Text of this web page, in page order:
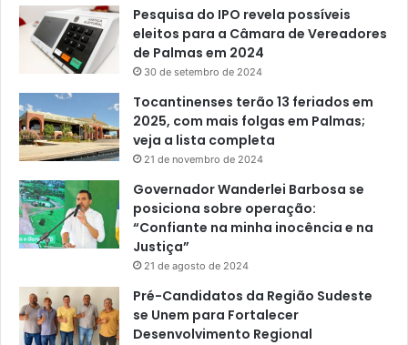
Pesquisa do IPO revela possíveis
eleitos para a Câmara de Vereadores
de Palmas em 2024
30 de setembro de 2024
Tocantinenses terão 13 feriados em
2025, com mais folgas em Palmas;
veja a lista completa
21 de novembro de 2024
Governador Wanderlei Barbosa se
posiciona sobre operação:
“Confiante na minha inocência e na
Justiça”
21 de agosto de 2024
Pré-Candidatos da Região Sudeste
se Unem para Fortalecer
Desenvolvimento Regional